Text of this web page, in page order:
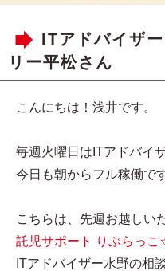
ITアドバイザ
リー平松さん
こんにちは！浅井です。
毎週火曜日はITアドバイ
今日も朝からフル稼働です
こちらは、先週お越しい
託児サポート りぶらっ
ITアドバイザー水野の相